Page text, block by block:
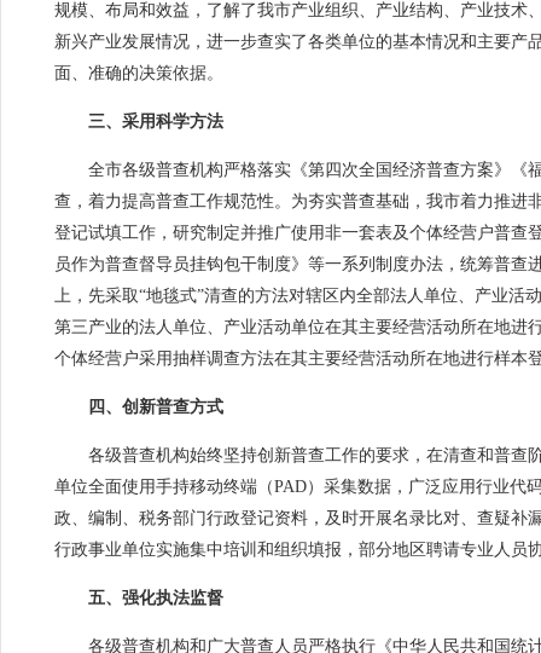
规模、布局和效益，了解了我市产业组织、产业结构、产业技
新兴产业发展情况，进一步查实了各类单位的基本情况和主要
面、准确的决策依据。
三、采用科学方法
全市各级普查机构严格落实《第四次全国经济普查方案》《
查，着力提高普查工作规范性。为夯实普查基础，我市着力推
登记试填工作，研究制定并推广使用非一套表及个体经营户普
员作为普查督导员挂钩包干制度》等一系列制度办法，统筹普
上，先采取“地毯式”清查的方法对辖区内全部法人单位、产业
第三产业的法人单位、产业活动单位在其主要经营活动所在地
个体经营户采用抽样调查方法在其主要经营活动所在地进行样本
四、创新普查方式
各级普查机构始终坚持创新普查工作的要求，在清查和普查
单位全面使用手持移动终端（PAD）采集数据，广泛应用行业
政、编制、税务部门行政登记资料，及时开展名录比对、查疑
行政事业单位实施集中培训和组织填报，部分地区聘请专业人员
五、强化执法监督
各级普查机构和广大普查人员严格执行《中华人民共和国统